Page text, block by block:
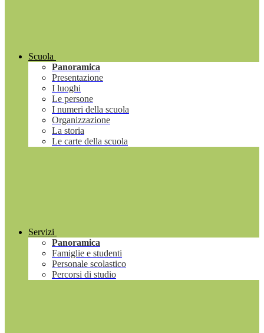
Scuola
Panoramica
Presentazione
I luoghi
Le persone
I numeri della scuola
Organizzazione
La storia
Le carte della scuola
Servizi
Panoramica
Famiglie e studenti
Personale scolastico
Percorsi di studio